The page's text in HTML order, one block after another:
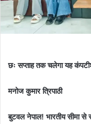
छः सप्ताह तक चलेगा यह
मनोज कुमार त्रिपाठी
बुटवल नेपाल! भारतीय सीमा